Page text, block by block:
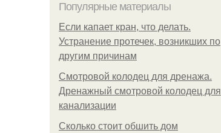
Популярные материалы
Если капает кран, что делать.
Устранение протечек, возникших по
другим причинам
Смотровой колодец для дренажа.
Дренажный смотровой колодец для
канализации
Сколько стоит обшить дом